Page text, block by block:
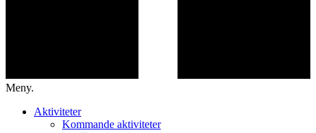
Meny.
Aktiviteter
Kommande aktiviteter